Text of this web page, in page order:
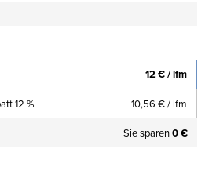
12 €/ lfm
12 % 10,56 €/ lfm
Sie sparen0 €